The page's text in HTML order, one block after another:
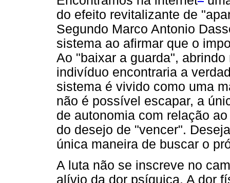
do efeito revitalizante de
Segundo Marco Antonio
sistema ao afirmar que o
Ao "baixar a guarda",
indivíduo encontraria a
sistema é vivido como uma
não é possível escapar, a
de autonomia com relação
do desejo de "vencer".
única maneira de buscar o
A luta não se inscreve no
alívio da dor psíquica. A dor